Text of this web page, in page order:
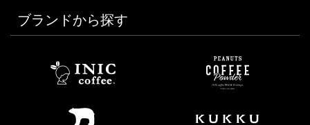
ブランドから探す